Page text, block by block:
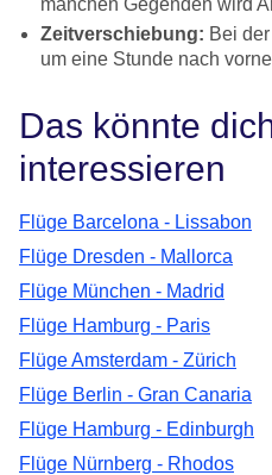
manchen Gegenden wird
Zeitverschiebung: Bei
um eine Stunde nach
Das könnte
interessieren
Flüge Barcelona - Lissabon
Flüge Dresden - Mallorca
Flüge München - Madrid
Flüge Hamburg - Paris
Flüge Amsterdam - Zürich
Flüge Berlin - Gran Canaria
Flüge Hamburg - Edinburgh
Flüge Nürnberg - Rhodos